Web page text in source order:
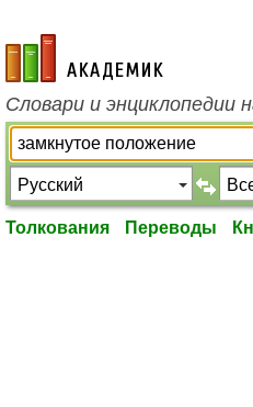
academic.ru
Словари и энциклопедии
Толкования Переводы